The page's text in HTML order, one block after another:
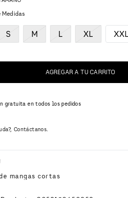
S M L XL XXL
AGREGAR A TU CARRITO
gratuita en todos los pedidos
Contáctanos.
mangas cortas